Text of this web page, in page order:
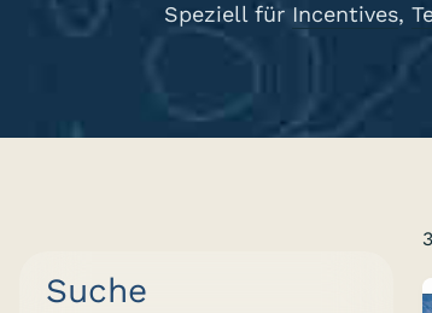
Speziell für Incentives,
Suche